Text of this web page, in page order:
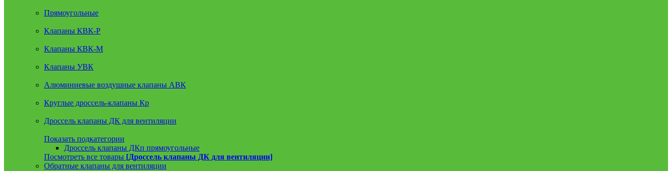
Прямоугольные
Клапаны КВК-Р
Клапаны КВК-М
Клапаны УВК
Алюминиевые воздушные клапаны АВК
Круглые дроссель-клапаны Кр
Дроссель клапаны ДК для вентиляции
Показать подкатегории
Дроссель клапаны ДКп прямоугольные
Посмотреть все товары [Дроссель клапаны ДК для вентиляции]
Обратные клапаны для вентиляции